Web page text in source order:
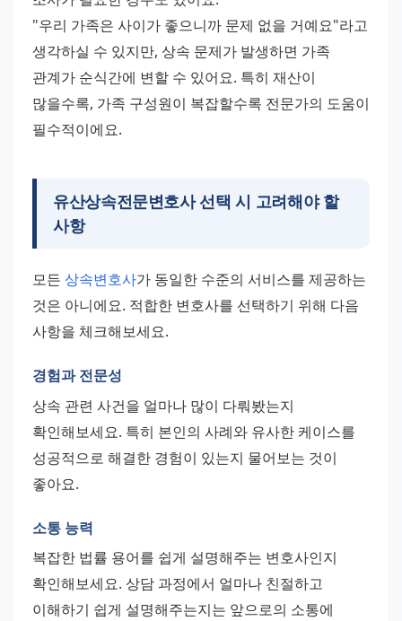
"우리 가족은 사이가 좋으니까 문제 없을 거예요"라고
생각하실 수 있지만, 상속 문제가 발생하면 가족
관계가 순식간에 변할 수 있어요. 특히 재산이
많을수록, 가족 구성원이 복잡할수록 전문가의 도움이
필수적이에요.
유산상속전문변호사 선택 시 고려해야 할
사항
모든 상속변호사가 동일한 수준의 서비스를 제공하는
것은 아니에요. 적합한 변호사를 선택하기 위해 다음
사항을 체크해보세요.
경험과 전문성
상속 관련 사건을 얼마나 많이 다뤄봤는지
확인해보세요. 특히 본인의 사례와 유사한 케이스를
성공적으로 해결한 경험이 있는지 물어보는 것이
좋아요.
소통 능력
복잡한 법률 용어를 쉽게 설명해주는 변호사인지
확인해보세요. 상담 과정에서 얼마나 친절하고
이해하기 쉽게 설명해주는지는 앞으로의 소통에